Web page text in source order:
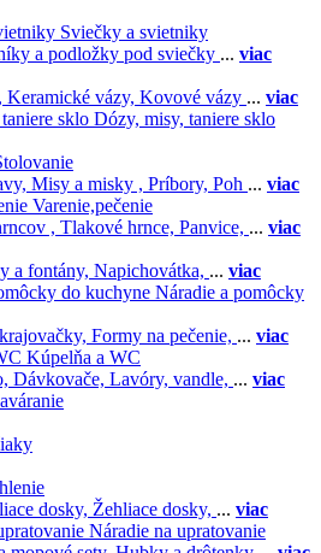
Sviečky a svietniky
a podložky pod sviečky ... viac
Keramické vázy, Kovové vázy ... viac
Dózy, misy, taniere sklo
Misy a misky , Príbory, Poh ... viac
Varenie,pečenie
, Tlakové hrnce, Panvice, ... viac
a fontány, Napichovátka, ... viac
Náradie a pomôcky
Formy na pečenie, ... viac
Kúpelňa a WC
Dávkovače, Lavóry, vandle, ... viac
dosky, Žehliace dosky, ... viac
Náradie na upratovanie